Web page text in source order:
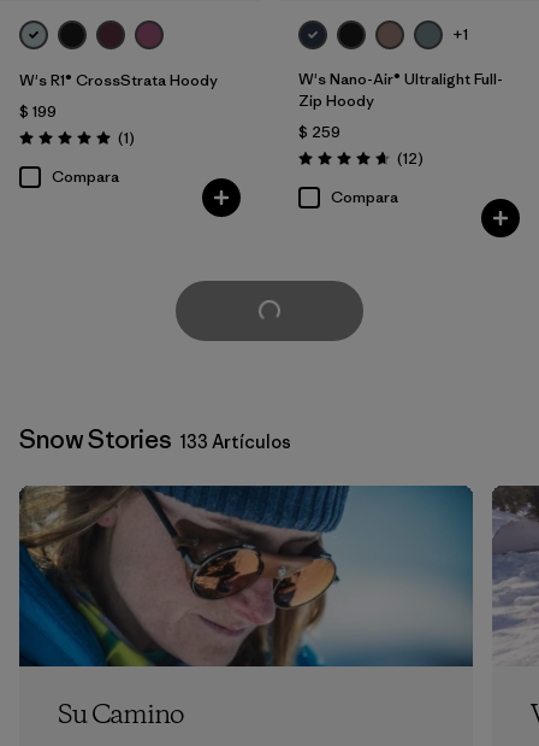
W's R1® CrossStrata Hoody
$ 199
Valoración: 5.0 / 5
(1Comentarios
)
Compara
+1
W's Nano-Air® Ultralight Full-
Zip Hoody
$ 259
Valoración: 4.7 / 5
(12Comentarios
)
Compara
Cargar Más
Snow Stories 133 Artículos
Su Camino